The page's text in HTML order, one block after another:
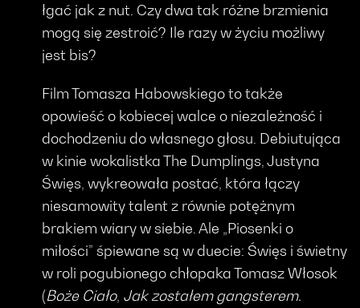
łgać jak z nut. Czy dwa tak różne brzmienia
mogą się zestroić? Ile razy w życiu możliwy
jest bis?
Film Tomasza Habowskiego to także
opowieść o kobiecej walce o niezależność i
dochodzeniu do własnego głosu. Debiutująca
w kinie wokalistka The Dumplings, Justyna
Święs, wykreowała postać, która łączy
niesamowity talent z równie potężnym
brakiem wiary w siebie. Ale „Piosenki o
miłości” śpiewane są w duecie: Święs i świetny
w roli pogubionego chłopaka Tomasz Włosok
(Boże Ciało, Jak zostałem gangsterem.